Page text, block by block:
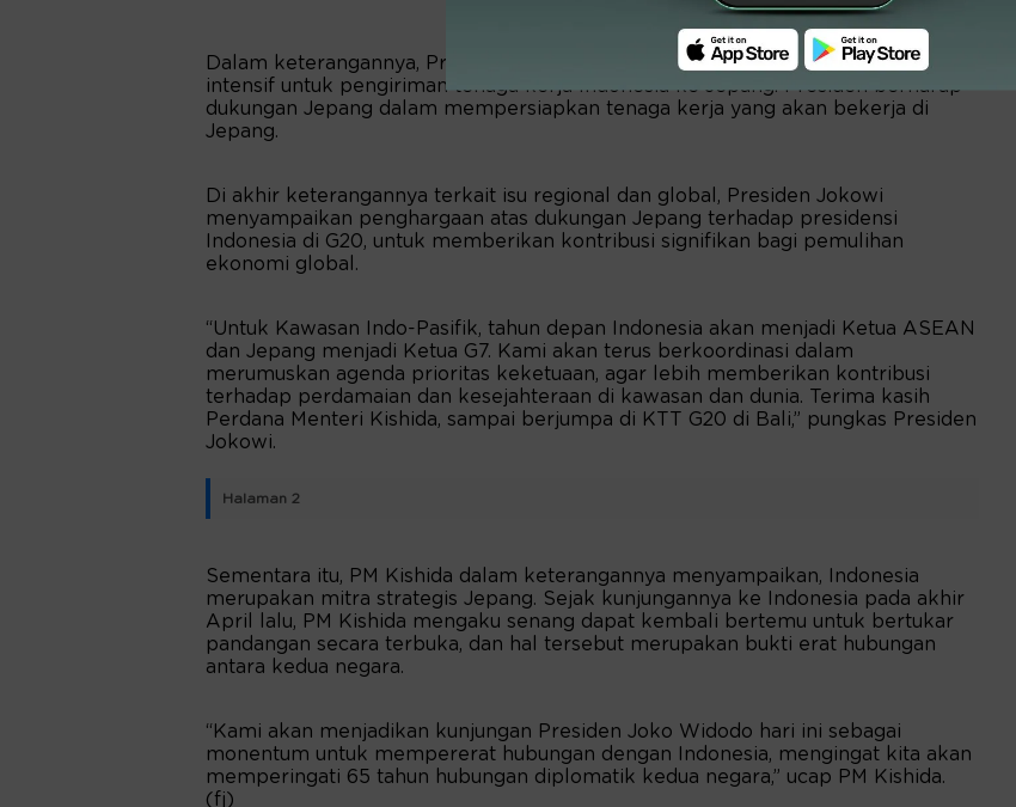
Dalam keterangannya, Presiden Jokowi juga menawarkan kerja sama yang lebih
intensif untuk pengiriman tenaga kerja Indonesia ke Jepang. Presiden berharap
dukungan Jepang dalam mempersiapkan tenaga kerja yang akan bekerja di
Jepang.
Di akhir keterangannya terkait isu regional dan global, Presiden Jokowi
menyampaikan penghargaan atas dukungan Jepang terhadap presidensi
Indonesia di G20, untuk memberikan kontribusi signifikan bagi pemulihan
ekonomi global.
“Untuk Kawasan Indo-Pasifik, tahun depan Indonesia akan menjadi Ketua ASEAN
dan Jepang menjadi Ketua G7. Kami akan terus berkoordinasi dalam
merumuskan agenda prioritas keketuaan, agar lebih memberikan kontribusi
terhadap perdamaian dan kesejahteraan di kawasan dan dunia. Terima kasih
Perdana Menteri Kishida, sampai berjumpa di KTT G20 di Bali,” pungkas Presiden
Jokowi.
Halaman 2
Sementara itu, PM Kishida dalam keterangannya menyampaikan, Indonesia
merupakan mitra strategis Jepang. Sejak kunjungannya ke Indonesia pada akhir
April lalu, PM Kishida mengaku senang dapat kembali bertemu untuk bertukar
pandangan secara terbuka, dan hal tersebut merupakan bukti erat hubungan
antara kedua negara.
“Kami akan menjadikan kunjungan Presiden Joko Widodo hari ini sebagai
monentum untuk mempererat hubungan dengan Indonesia, mengingat kita akan
memperingati 65 tahun hubungan diplomatik kedua negara,” ucap PM Kishida.
(fj)